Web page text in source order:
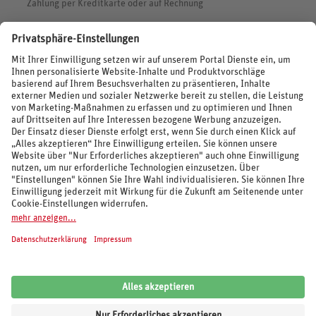
Zahlung per Kreditkarte oder auf Rechnung
BEWERTUNGEN
SOCIAL MEDIA
REISEVERANSTALTER UND MARKEN
© 2026 REWE Reisen
Impressum
AGB Cookie-Einstellungen
Datenschutz
Unsere Inhalte: Standards und Meldung